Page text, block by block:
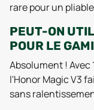
rare pour un
PEUT-ON
POUR LE
Absolument ! Avec
l'Honor Magic V3
sans